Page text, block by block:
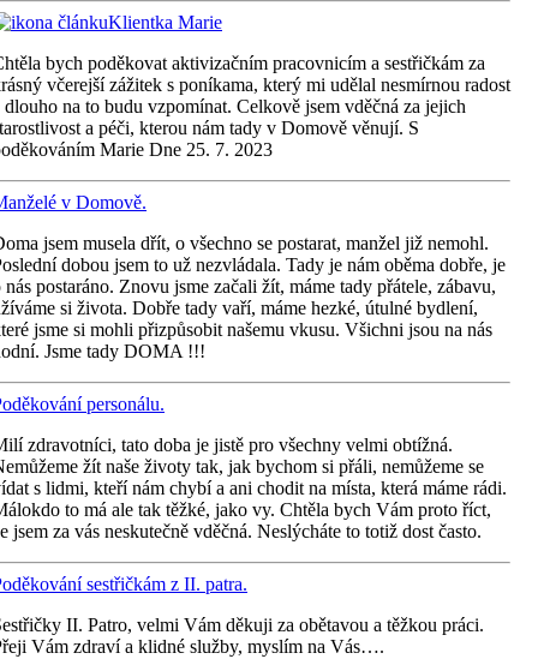
Klientka Marie
bych poděkovat aktivizačním pracovnicím a sestřičkám za
včerejší zážitek s poníkama, který mi udělal nesmírnou radost
dlouho na to budu vzpomínat. Celkově jsem vděčná za jejich
a péči, kterou nám tady v Domově věnují. S
Marie Dne 25. 7. 2023
v Domově.
jsem musela dřít, o všechno se postarat, manžel již nemohl.
dobou jsem to už nezvládala. Tady je nám oběma dobře, je
nás postaráno. Znovu jsme začali žít, máme tady přátele, zábavu,
si života. Dobře tady vaří, máme hezké, útulné bydlení,
jsme si mohli přizpůsobit našemu vkusu. Všichni jsou na nás
Jsme tady DOMA !!!
personálu.
zdravotníci, tato doba je jistě pro všechny velmi obtížná.
žít naše životy tak, jak bychom si přáli, nemůžeme se
s lidmi, kteří nám chybí a ani chodit na místa, která máme rádi.
to má ale tak těžké, jako vy. Chtěla bych Vám proto říct,
jsem za vás neskutečně vděčná. Neslýcháte to totiž dost často.
sestřičkám z II. patra.
II. Patro, velmi Vám děkuji za obětavou a těžkou práci.
Vám zdraví a klidné služby, myslím na Vás….